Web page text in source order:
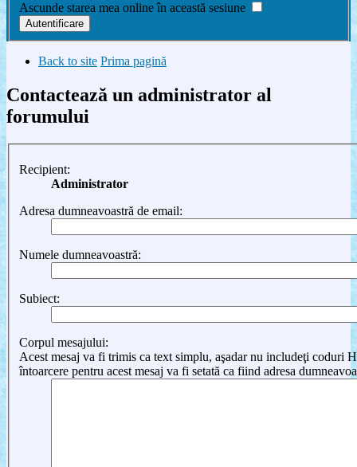
Ascunde starea mea online în această sesiune
Back to site Prima pagină
Contactează un administrator al
forumului
Recipient:
Administrator
Adresa dumneavoastră de email:
Numele dumneavoastră:
Subiect:
Corpul mesajului:
Acest mesaj va fi trimis ca text simplu, aşadar nu includeţi coduri
întoarcere pentru acest mesaj va fi setată ca fiind adresa